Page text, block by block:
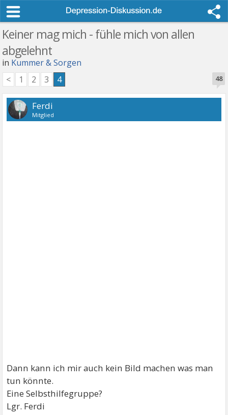
Keiner mag mich - fühle mich von allen
abgelehnt
in Kummer & Sorgen
48
< 1 2 3 4
Ferdi
Mitglied
Dann kann ich mir auch kein Bild machen was man
tun könnte.
Eine Selbsthilfegruppe?
Lgr. Ferdi